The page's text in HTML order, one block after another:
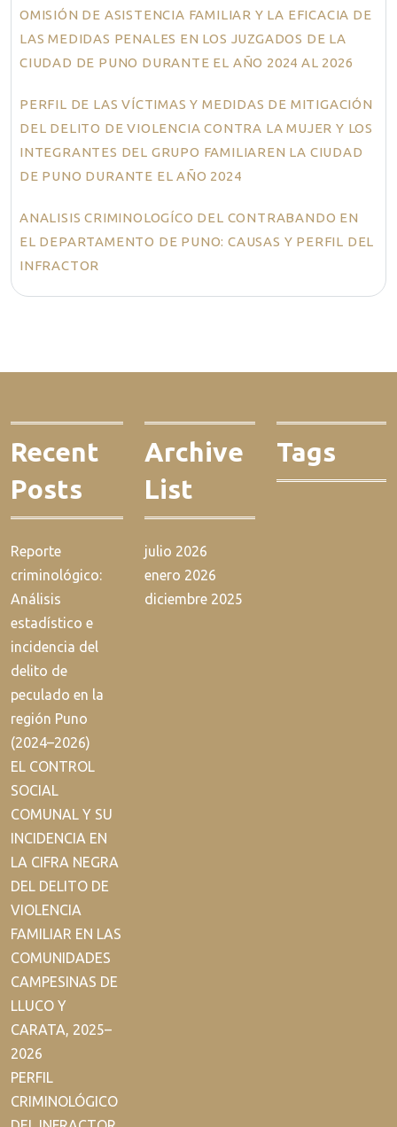
OMISIÓN DE ASISTENCIA FAMILIAR Y LA EFICACIA DE
LAS MEDIDAS PENALES EN LOS JUZGADOS DE LA
CIUDAD DE PUNO DURANTE EL AÑO 2024 AL 2026
PERFIL DE LAS VÍCTIMAS Y MEDIDAS DE MITIGACIÓN
DEL DELITO DE VIOLENCIA CONTRA LA MUJER Y LOS
INTEGRANTES DEL GRUPO FAMILIAREN LA CIUDAD
DE PUNO DURANTE EL AÑO 2024
ANALISIS CRIMINOLOGÍCO DEL CONTRABANDO EN
EL DEPARTAMENTO DE PUNO: CAUSAS Y PERFIL DEL
INFRACTOR
Recent
Posts
Reporte
criminológico:
Análisis
estadístico e
incidencia del
delito de
peculado en la
región Puno
(2024–2026)
EL CONTROL
SOCIAL
COMUNAL Y SU
INCIDENCIA EN
LA CIFRA NEGRA
DEL DELITO DE
VIOLENCIA
FAMILIAR EN LAS
COMUNIDADES
CAMPESINAS DE
LLUCO Y
CARATA, 2025–
2026
PERFIL
CRIMINOLÓGICO
Archive
List
julio 2026
enero 2026
diciembre 2025
Tags